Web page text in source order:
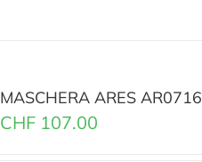
MASCHERA ARES AR0716
CHF 107.00